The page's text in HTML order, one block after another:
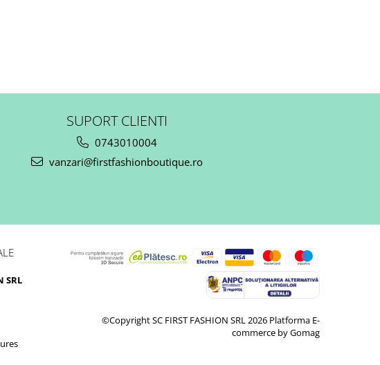
SUPORT CLIENTI
0743010004
vanzari@firstfashionboutique.ro
SRL
©Copyright SC FIRST FASHION SRL 2026 Platforma E-
commerce by Gomag